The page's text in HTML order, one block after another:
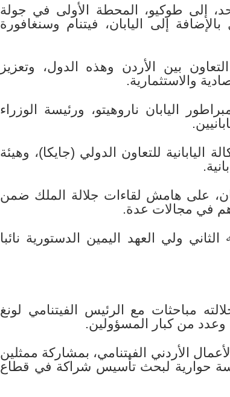
إلى طوكيو، المحطة الأولى في جولة
إلى اليابان، فيتنام وسنغافورة
بين الأردن وهذه الدول، وتعزيز
والاستثمارية.
اليابان ناروهيتو، ورئيسة الوزراء
اليابانية للتعاون الدولي (جايكا)، وهيئة
على هامش لقاءات جلالة الملك ضمن
في مجالات عدة.
ولي العهد اليمين الدستورية نائبا
مباحثات مع الرئيس الفيتنامي لونغ
وعدد من كبار المسؤولين.
الأردني الفيتنامي، بمشاركة ممثلين
حوارية لبحث تأسيس شراكة في قطاع